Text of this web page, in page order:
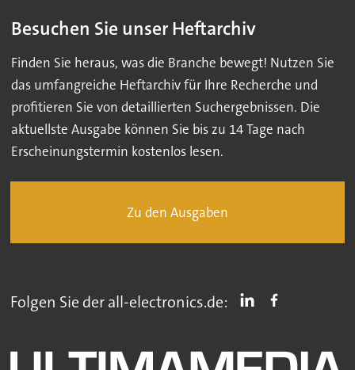
Besuchen Sie unser Heftarchiv
Finden Sie heraus, was die Branche bewegt! Nutzen Sie
das umfangreiche Heftarchiv für Ihre Recherche und
profitieren Sie von detaillierten Suchergebnissen. Die
aktuellste Ausgabe können Sie bis zu 14 Tage nach
Erscheinungstermin kostenlos lesen.
Zu den Ausgaben
Folgen Sie der all-electronics.de: